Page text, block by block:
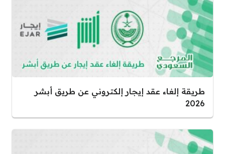
طريقة إلغاء عقد إيجار إلكتروني عن طريق أبشر
2026